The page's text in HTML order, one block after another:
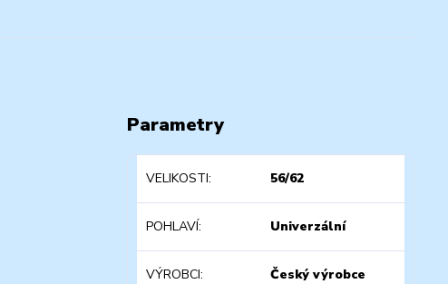
Parametry
VELIKOSTI 56/62
POHLAVÍ Univerzální
VÝROBCI Český výrobce